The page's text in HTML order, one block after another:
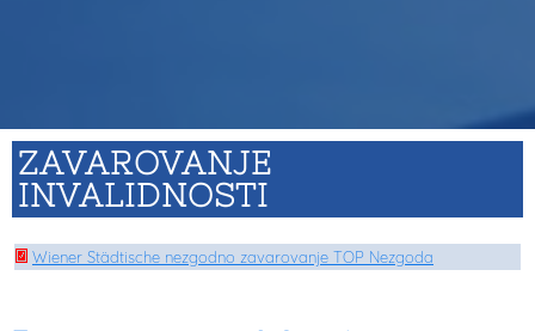
ZAVAROVANJE
INVALIDNOSTI
Wiener Städtische nezgodno zavarovanje TOP Nezgoda